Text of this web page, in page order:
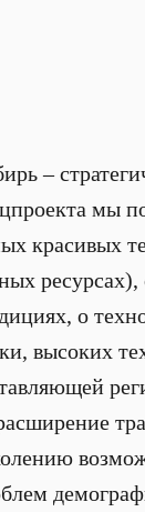
–
мы
красивых
о
высоких